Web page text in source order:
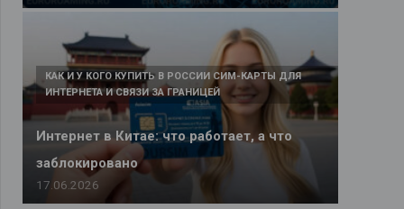
Интернет в Китае: что работает, а что
заблокировано
КАК И У КОГО КУПИТЬ В РОССИИ СИМ-КАРТЫ ДЛЯ
ИНТЕРНЕТА И СВЯЗИ ЗА ГРАНИЦЕЙ
17.06.2026